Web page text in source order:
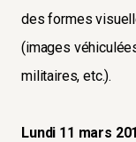
des formes
(images
militaires, etc.).
Lundi 11 mars